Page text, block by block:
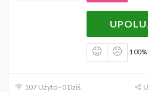
107 Użyto - 0 Dziś